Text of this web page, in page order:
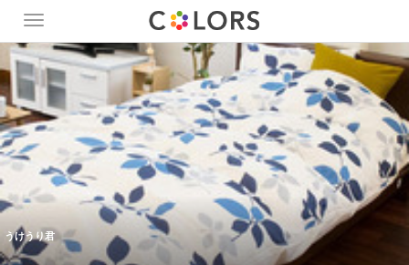
Toggle
navigation
うけうり君